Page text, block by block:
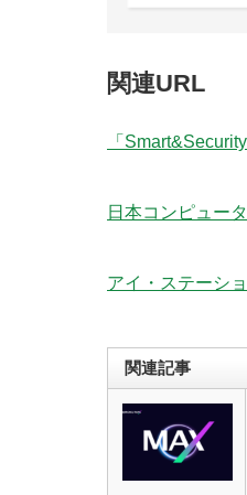
関連URL
「Smart&Security
日本コンピュー
アイ・ステーシ
関連記事